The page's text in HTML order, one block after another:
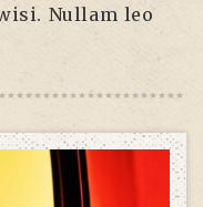
Nullam leo